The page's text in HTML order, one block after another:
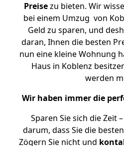
Preisezu bieten. Wir
bei einem Umzug von
Geld zu sparen, und
daran, Ihnen die besten
nun eine kleine Wohnung
Haus in Koblenz
werden
Wir haben immer die
Sparen Sie sich die Zeit
darum, dass Sie die
Zögern Sie nicht und